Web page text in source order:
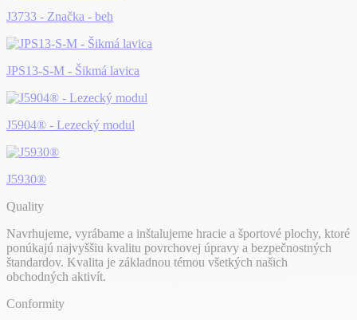
J3733 - Značka - beh
JPS13-S-M - Šikmá lavica
J5904® - Lezecký modul
J5930®
Quality
Navrhujeme, vyrábame a inštalujeme hracie a športové plochy, ktoré
ponúkajú najvyššiu kvalitu povrchovej úpravy a bezpečnostných
štandardov. Kvalita je základnou témou všetkých našich
obchodných aktivít.
Conformity